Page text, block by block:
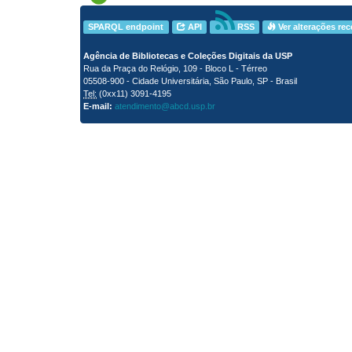
SPARQL endpoint API RSS Ver alterações
Agência de Bibliotecas e Coleções Digitais da USP
Rua da Praça do Relógio, 109 - Bloco L - Térreo
05508-900 - Cidade Universitária, São Paulo, SP - Brasil
Tel: (0xx11) 3091-4195
E-mail: atendimento@abcd.usp.br